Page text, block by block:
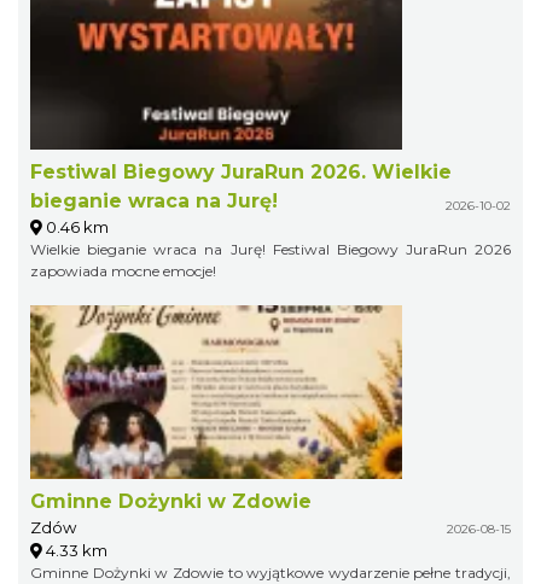
Festiwal Biegowy JuraRun 2026. Wielkie
bieganie wraca na Jurę!
2026-10-02
0.46 km
Wielkie bieganie wraca na Jurę! Festiwal Biegowy JuraRun 2026
zapowiada mocne emocje!
Gminne Dożynki w Zdowie
Zdów 2026-08-15
4.33 km
Gminne Dożynki w Zdowie to wyjątkowe wydarzenie pełne tradycji,